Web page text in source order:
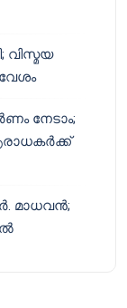
വിസ്മയ
നേടാം;
മാധവൻ;